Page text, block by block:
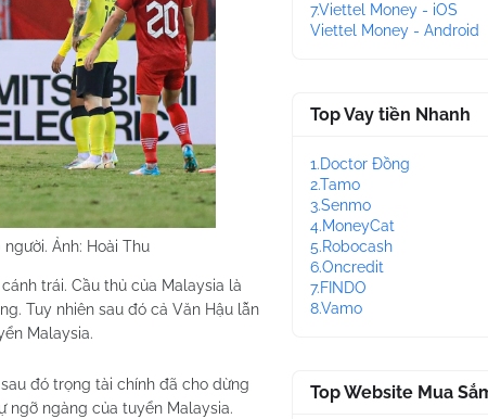
Ảnh: Hoài Thu
trái. Cầu thủ của Malaysia là
Tuy nhiên sau đó cả Văn Hậu lẫn
Malaysia.
đó trọng tài chính đã cho dừng
ngỡ ngàng của tuyển Malaysia.
7.Viettel Money - iOS
Viettel Money - Android
Top Vay tiền Nhanh
1.Doctor Đồng
2.Tamo
3.Senmo
4.MoneyCat
5.Robocash
6.Oncredit
7.FINDO
8.Vamo
Top Website Mua